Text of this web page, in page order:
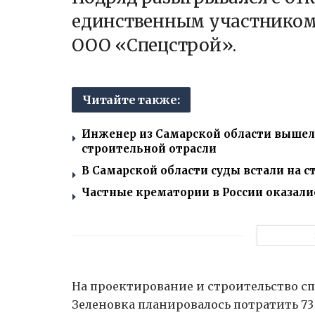
единственным
ООО «Спецстрой».
Читайте также:
Инженер из Самарской области
строительной отрасли
В Самарской области суды встали на
Частные крематории в России
На проектирование и строительство
Зеленовка планировалось потратить